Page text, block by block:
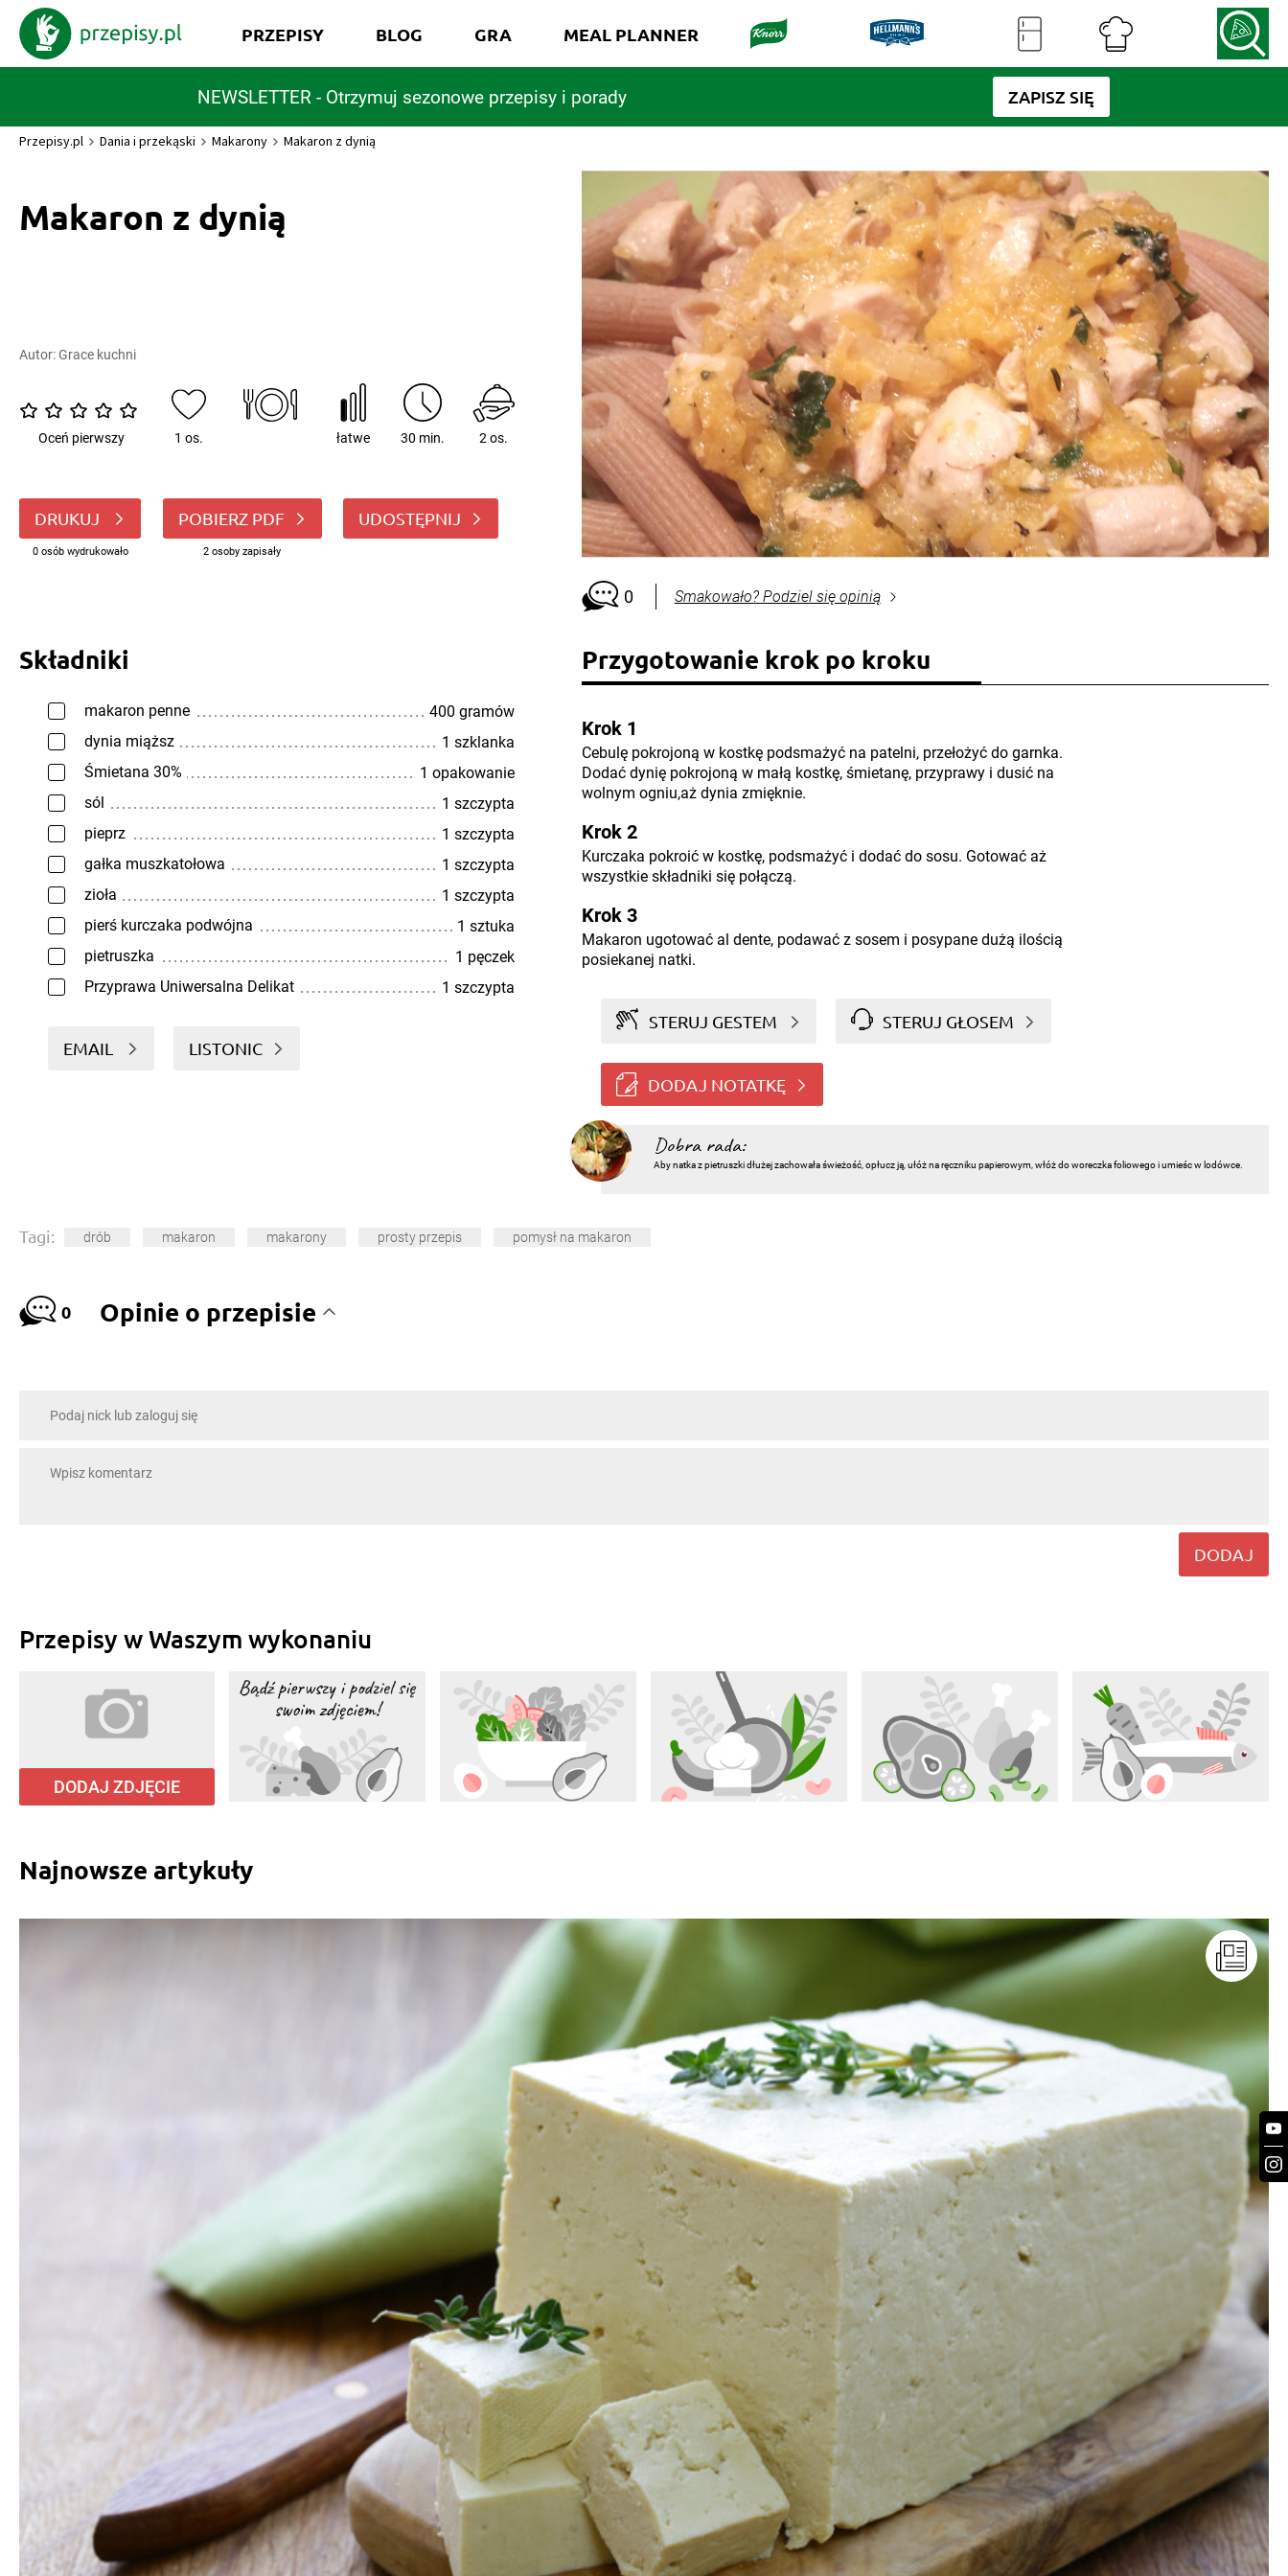
NEWSLETTER - Otrzymuj sezonowe przepisy i porady ZAPISZ SIĘ
PRZEPISY BLOG GRA MEAL PLANNER
Przepisy.pl Dania i przekąski Makarony Makaron z dynią
Makaron z dynią
Autor:Grace kuchni
Oceń pierwszy 1 os. łatwe 30 min. 2 os.
DRUKUJ
0 osób wydrukowało
POBIERZ PDF
2 osoby zapisały
UDOSTĘPNIJ
0 Smakowało? Podziel się opinią
Składniki
makaron penne
400 gramów
dynia miąższ
1 szklanka
Śmietana 30%
1 opakowanie
sól
1 szczypta
pieprz
1 szczypta
gałka muszkatołowa
1 szczypta
zioła
1 szczypta
pierś kurczaka podwójna
1 sztuka
pietruszka
1 pęczek
Przyprawa Uniwersalna Delikat
1 szczypta
EMAIL LISTONIC
Przygotowanie krok po kroku
Krok 1
Cebulę pokrojoną w kostkę podsmażyć na patelni, przełożyć do garnka.
Dodać dynię pokrojoną w małą kostkę, śmietanę, przyprawy i dusić na
wolnym ogniu,aż dynia zmięknie.
Krok 2
Kurczaka pokroić w kostkę, podsmażyć i dodać do sosu. Gotować aż
wszystkie składniki się połączą.
Krok 3
Makaron ugotować al dente, podawać z sosem i posypane dużą ilością
posiekanej natki.
STERUJ GESTEM STERUJ GŁOSEM
DODAJ NOTATKĘ
Dobra rada:
Aby natka z pietruszki dłużej zachowała świeżość, opłucz ją, ułóż na ręczniku papierowym, włóż do woreczka foliowego i umieśc w lodówce.
Tagi: drób makaron makarony prosty przepis pomysł na makaron
0 Opinie o przepisie
DODAJ
Przepisy w Waszym wykonaniu
DODAJ ZDJĘCIE
Najnowsze artykuły